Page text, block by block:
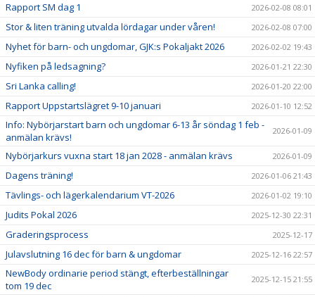
Rapport SM dag 1 2026-02-08 08:01
Stor & liten träning utvalda lördagar under våren! 2026-02-08 07:00
Nyhet för barn- och ungdomar, GJK:s Pokaljakt 2026 2026-02-02 19:43
Nyfiken på ledsagning? 2026-01-21 22:30
Sri Lanka calling! 2026-01-20 22:00
Rapport Uppstartslägret 9-10 januari 2026-01-10 12:52
Info: Nybörjarstart barn och ungdomar 6-13 år söndag 1 feb -
anmälan krävs!
2026-01-09
Nybörjarkurs vuxna start 18 jan 2028 - anmälan krävs 2026-01-09
Dagens träning! 2026-01-06 21:43
Tävlings- och lägerkalendarium VT-2026 2026-01-02 19:10
Judits Pokal 2026 2025-12-30 22:31
Graderingsprocess 2025-12-17
Julavslutning 16 dec för barn & ungdomar 2025-12-16 22:57
NewBody ordinarie period stängt, efterbeställningar
tom 19 dec
2025-12-15 21:55